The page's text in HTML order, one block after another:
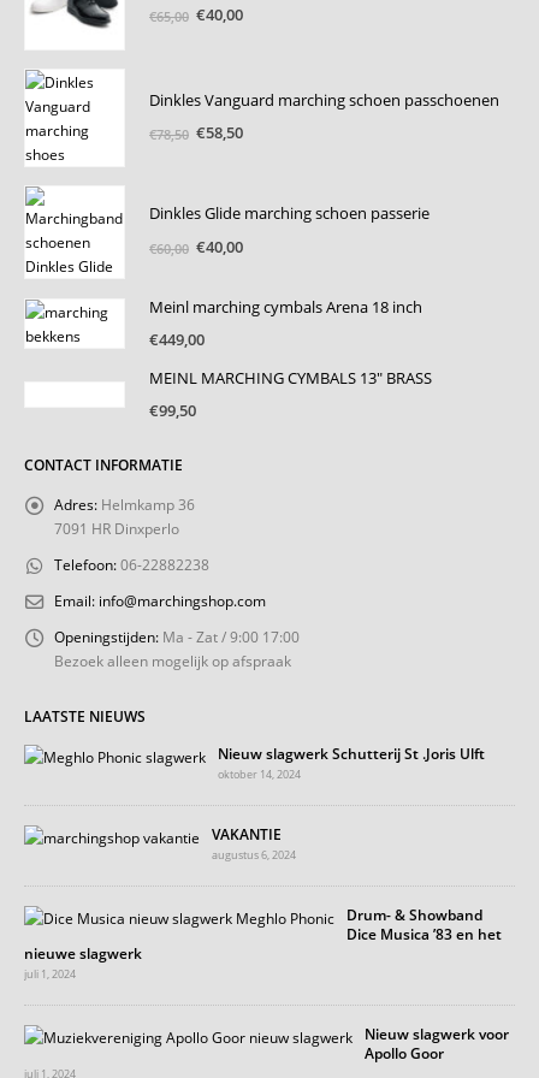
€65,00 Oorspronkelijke
€40,00Huidige
Dinkles Vanguard marching schoen passchoenen
€78,50 Oorspronkelijke
€58,50Huidige
Dinkles Glide marching schoen passerie
€60,00 Oorspronkelijke
€60,00.
€40,00Huidige
€40,00.
Meinl marching cymbals Arena 18 inch
€449,00
MEINL MARCHING CYMBALS 13" BRASS
€99,50
CONTACT INFORMATIE
Adres: Helmkamp 36
7091 HR Dinxperlo
Telefoon:06-22882238
Email: info@marchingshop.com
Openingstijden: Ma - Zat / 9:00 17:00
Bezoek alleen mogelijk op afspraak
LAATSTE NIEUWS
Nieuw slagwerk Schutterij St .Joris Ulft
oktober 14, 2024
VAKANTIE
augustus 6, 2024
Drum- & Showband
Dice Musica ’83 en het
nieuwe slagwerk
juli 1, 2024
Nieuw slagwerk voor
Apollo Goor
juli 1, 2024